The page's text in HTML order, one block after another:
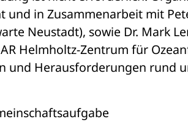
und in Zusammenarbeit mit
Neustadt), sowie Dr. Mark
Helmholtz-Zentrum für
und Herausforderungen rund